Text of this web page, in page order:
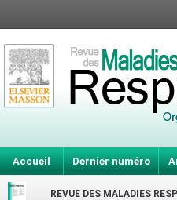
Accueil Dernier numéro
REVUE DES MALADIES